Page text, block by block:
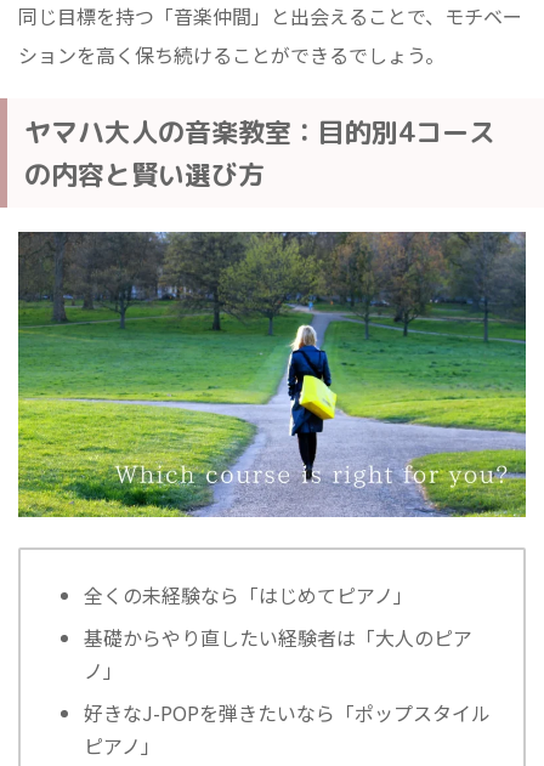
同じ目標を持つ「音楽仲間」と出会えることで、モチベー
ションを高く保ち続けることができるでしょう。
ヤマハ大人の音楽教室：目的別4コース
の内容と賢い選び方
全くの未経験なら「はじめてピアノ」
基礎からやり直したい経験者は「大人のピア
ノ」
好きなJ-POPを弾きたいなら「ポップスタイル
ピアノ」